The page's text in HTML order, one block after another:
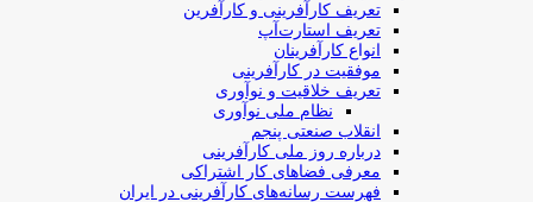
تعریف کارآفرینی و کارآفرین
تعریف استارت‌آپ
انواع کارآفرینان
موفقیت در کارآفرینی
تعریف خلاقیت و نوآوری
نظام ملی نوآوری
انقلاب صنعتی پنجم
درباره روز ملی کارآفرینی
معرفی فضاهای کار اشتراکی
فهرست رسانه‌های کارآفرینی در ایران